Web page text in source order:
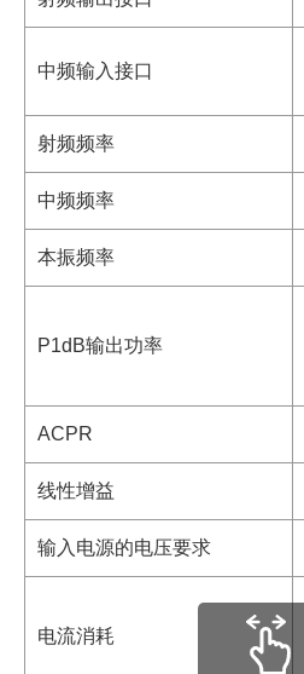
中频输入接口
射频频率
中频频率
本振频率
P1dB输出功率
ACPR
线性增益
输入电源的电压要求
电流消耗